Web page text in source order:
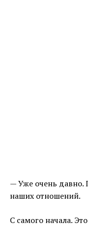
— Уже очень давно.
наших отношений.
С самого начала.